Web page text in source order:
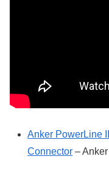
Anker PowerLine
Connector – Anker